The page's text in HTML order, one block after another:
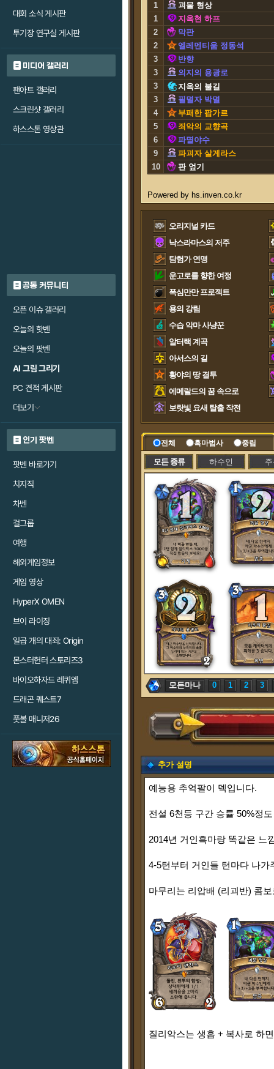
대회 소식 게시판
투기장 연구실 게시판
미디어 갤러리
팬아트 갤러리
스크린샷 갤러리
하스스톤 영상관
공통 커뮤니티
오픈 이슈 갤러리
오늘의 핫벤
오늘의 팟벤
AI 그림 그리기
PC 견적 게시판
더보기
인기 팟벤
팟벤 바로가기
치지직
차벤
걸그룹
여행
해외게임정보
게임 영상
HyperX OMEN
브이 라이징
일곱 개의 대죄: Origin
몬스터헌터 스토리즈3
바이오하자드 레퀴엠
드래곤 퀘스트7
풋볼 매니저26
1
괴물 형상
1
지옥현 하프
2
막판
2
엘레멘티움 정동석
3
반향
3
의지의 용광로
3
지옥의 불길
3
필멸자 박멸
4
부패한 팝가르
5
죄악의 교향곡
6
파멸야수
9
파괴자 살게라스
10
판 엎기
오리지널 카드
낙스라마스의 저주
탐험가 연맹
운고로를 향한 여정
폭심만만 프로젝트
용의 강림
수습 악마 사냥꾼
알터랙 계곡
아서스의 길
황야의 땅 결투
에메랄드의 꿈 속으로
보랏빛 요새 탈출 작전
전체 흑마법사 중립
모든 종류 하수인
모든마나 0 1 2 3
추가 설명
예능용 추억팔이 덱입니다.
전설 6천등 구간 승률 50%정
2014년 거인흑마랑 똑같은 느
4-5턴부터 거인들 턴마다 나가
마무리는 리압배 (리괴반) 콤
질리악스는 생흡 + 복사로 하